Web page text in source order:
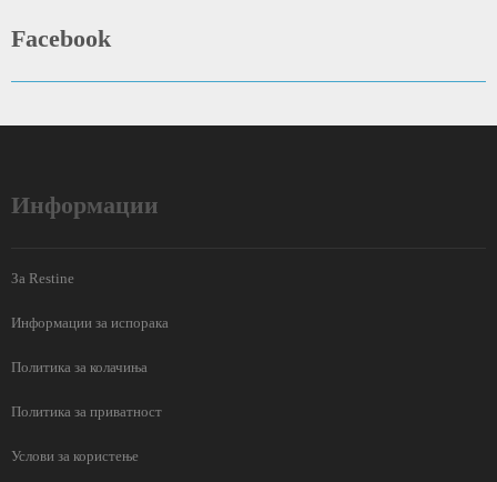
Facebook
Информации
За Restine
Информации за испорака
Политика за колачиња
Политика за приватност
Услови за користење